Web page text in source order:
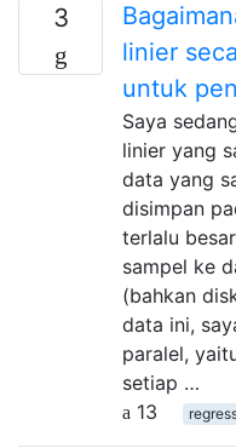
3
linier
untuk
Saya
linier yang
data yang
disimpan
terlalu
sampel ke
(bahkan
data ini,
paralel,
setiap …
13